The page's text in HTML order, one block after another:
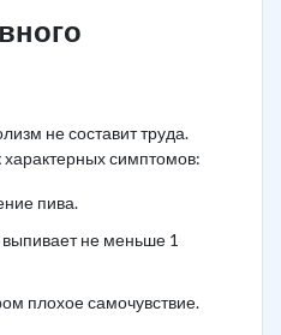
не составит труда.
симптомов:
пива.
не меньше 1
плохое самочувствие.